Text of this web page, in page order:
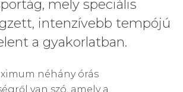
mely speciális
intenzívebb tempójú
a gyakorlatban.
néhány órás
van szó, amely a